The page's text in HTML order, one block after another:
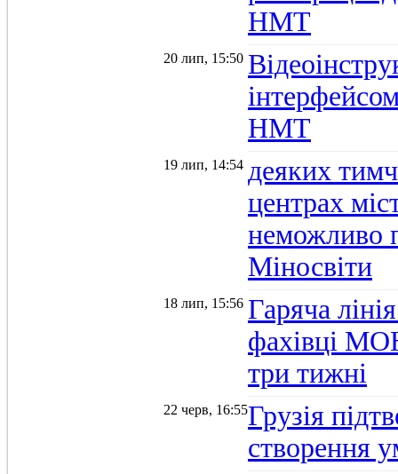
НМТ
20 лип, 15:50
НМТ
19 лип, 14:54 деяких
центрах
неможливо
Міносвіти
18 лип, 15:56 Гаряча
фахівці
три тижні
22 черв, 16:55Грузія
створення